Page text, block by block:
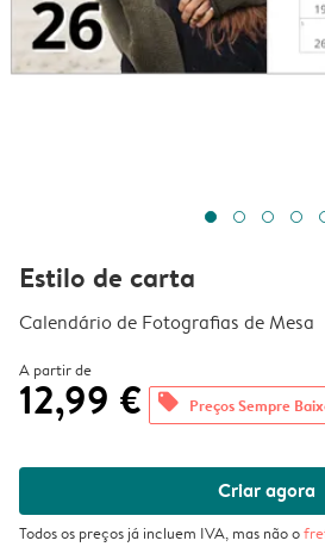
Estilo de carta
Calendário de Fotografias de Mesa
A partir de
12,99 € offers Preços Sempre
Criar agora
Todos os preços já incluem IVA, mas não o